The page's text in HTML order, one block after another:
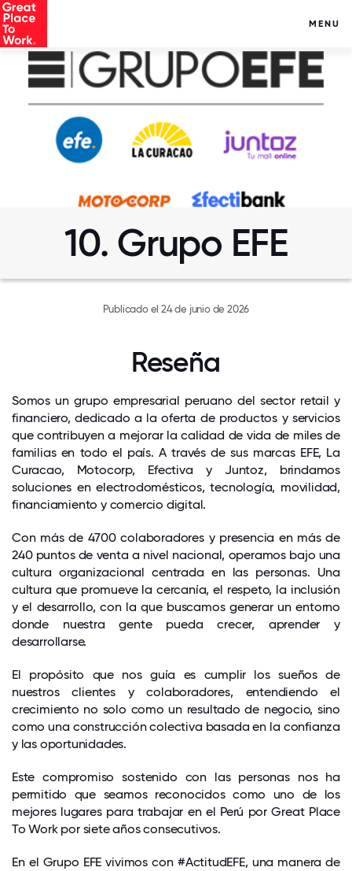
MENU
10. Grupo EFE
Publicado el 24 de junio de 2026
Reseña
Somos un grupo empresarial peruano del sector retail y
financiero, dedicado a la oferta de productos y servicios
que contribuyen a mejorar la calidad de vida de miles de
familias en todo el país. A través de sus marcas EFE, La
Curacao, Motocorp, Efectiva y Juntoz, brindamos
soluciones en electrodomésticos, tecnología, movilidad,
financiamiento y comercio digital.
Con más de 4700 colaboradores y presencia en más de
240 puntos de venta a nivel nacional, operamos bajo una
cultura organizacional centrada en las personas. Una
cultura que promueve la cercanía, el respeto, la inclusión
y el desarrollo, con la que buscamos generar un entorno
donde nuestra gente pueda crecer, aprender y
desarrollarse.
El propósito que nos guía es cumplir los sueños de
nuestros clientes y colaboradores, entendiendo el
crecimiento no solo como un resultado de negocio, sino
como una construcción colectiva basada en la confianza
y las oportunidades.
Este compromiso sostenido con las personas nos ha
permitido que seamos reconocidos como uno de los
mejores lugares para trabajar en el Perú por Great Place
To Work por siete años consecutivos.
En el Grupo EFE vivimos con #ActitudEFE, una manera de